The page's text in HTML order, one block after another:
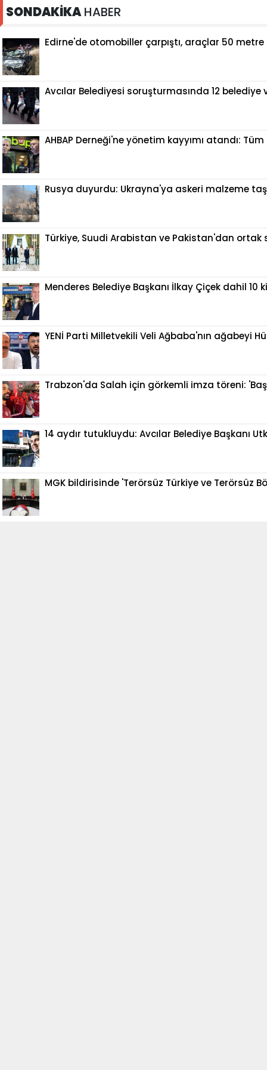
SONDAKİKAHABER
Edirne'de otomobiller çarpıştı, araçlar 50
Avcılar Belediyesi soruşturmasında 12
AHBAP Derneği'ne yönetim kayyımı atandı:
Rusya duyurdu: Ukrayna'ya askeri malzeme
Türkiye, Suudi Arabistan ve Pakistan'dan ortak
Menderes Belediye Başkanı İlkay Çiçek dahil 10
YENİ Parti Milletvekili Veli Ağbaba'nın ağabeyi
Trabzon'da Salah için görkemli imza töreni:
14 aydır tutukluydu: Avcılar Belediye Başkanı
MGK bildirisinde 'Terörsüz Türkiye ve Terörsüz